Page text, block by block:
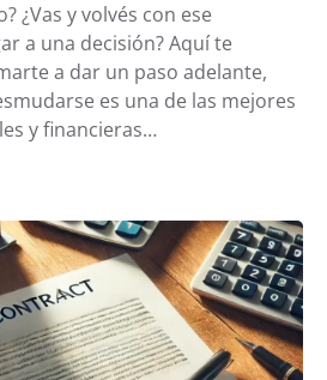
¿Vas y volvés con ese
a una decisión? Aquí te
a dar un paso adelante,
es una de las mejores
y financieras…